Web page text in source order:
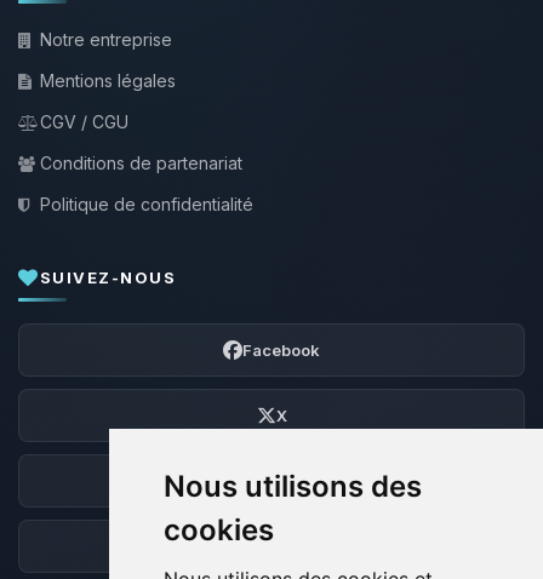
Nous utilisons des
cookies
Notre entreprise
Mentions légales
CGV / CGU
Conditions de partenariat
Politique de confidentialité
SUIVEZ-NOUS
Facebook
X
Discord
Forum